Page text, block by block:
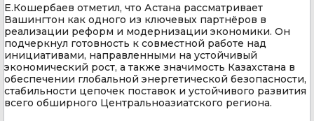
Е.Кошербаев отметил, что Астана рассматривает
Вашингтон как одного из ключевых партнёров в
реализации реформ и модернизации экономики. Он
подчеркнул готовность к совместной работе над
инициативами, направленными на устойчивый
экономический рост, а также значимость Казахстана в
обеспечении глобальной энергетической безопасности,
стабильности цепочек поставок и устойчивого развития
всего обширного Центральноазиатского региона.